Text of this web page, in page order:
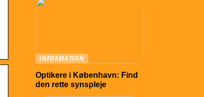
INFORMATION
Optikere i København: Find
den rette synspleje